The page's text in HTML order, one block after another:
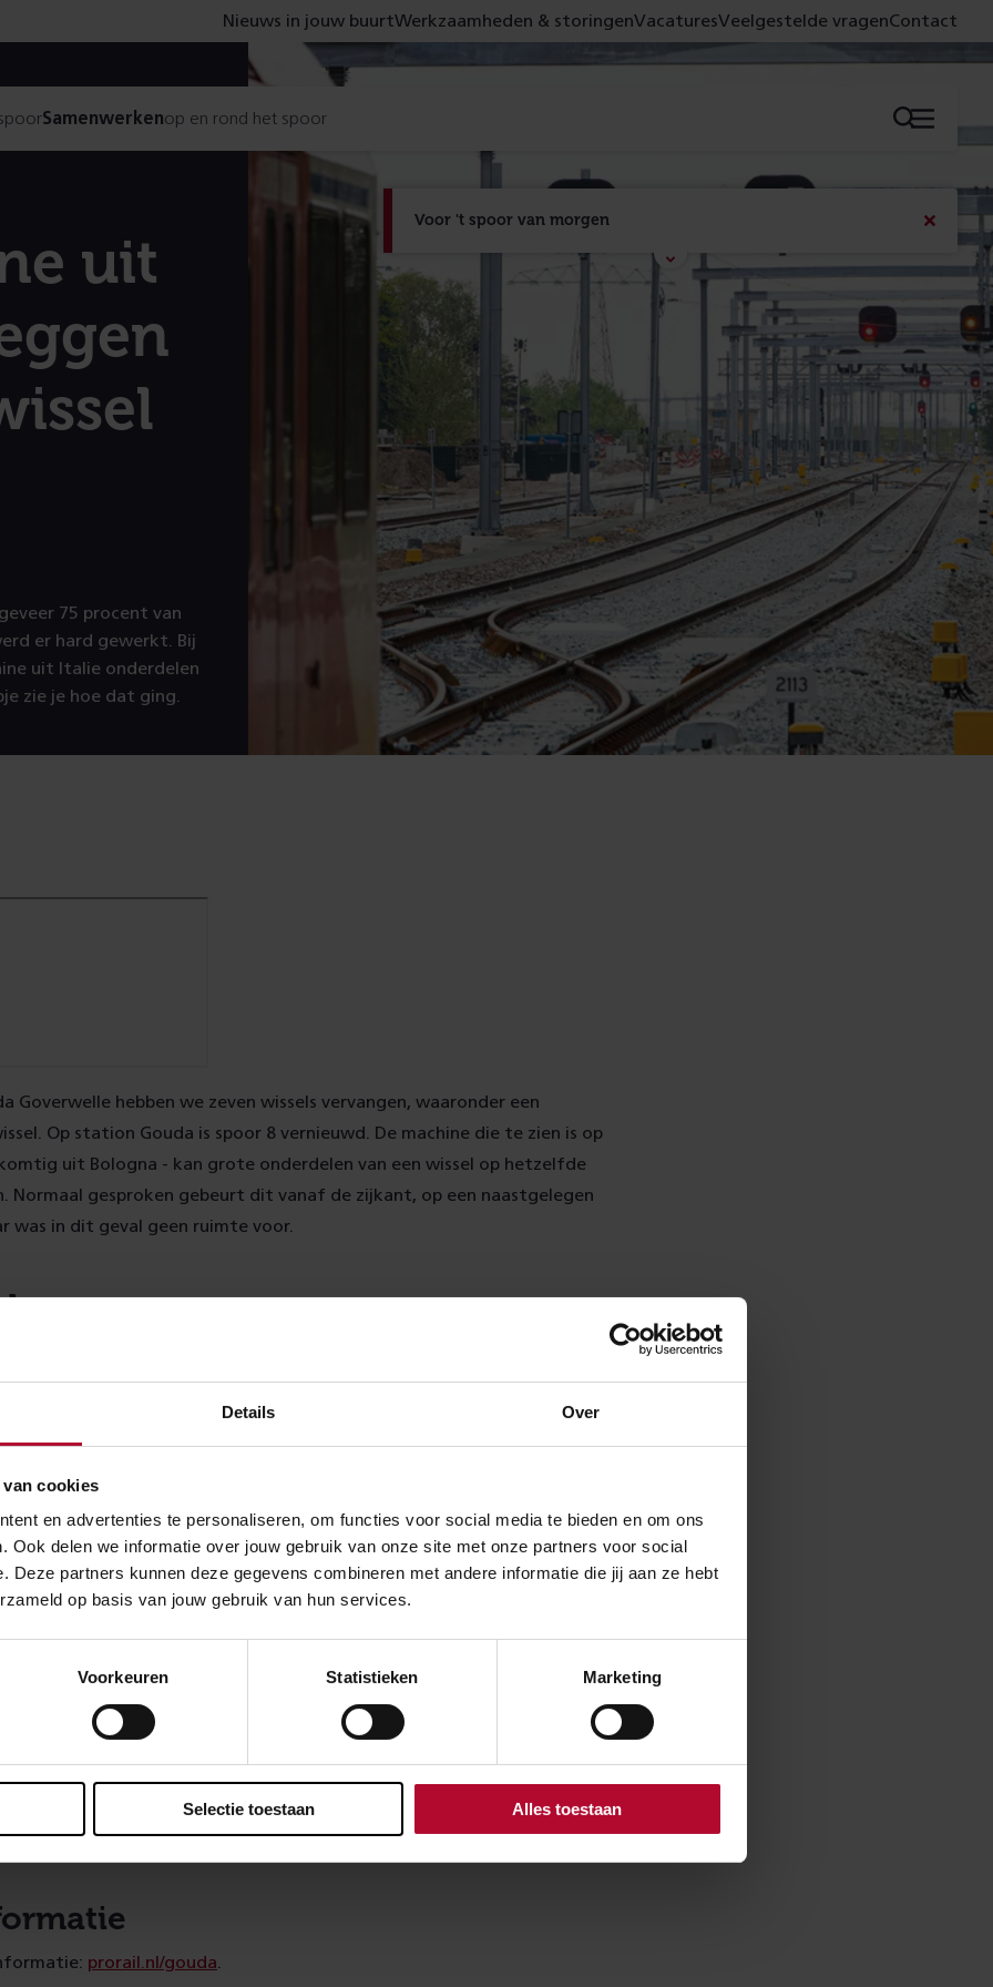
Details Over
cookies
en advertenties te personaliseren, om functies voor social media te bieden en om ons
Ook delen we informatie over jouw gebruik van onze site met onze partners voor social
Deze partners kunnen deze gegevens combineren met andere informatie die jij aan ze hebt
op basis van jouw gebruik van hun services.
Voorkeuren Statistieken Marketing
Selectie toestaan Alles toestaan
Voor 't spoor van morgen
Met de campagne 'Voor 't spoor naar morgen' laten
we zien wat er vandaag gebeurt en wat dat -
figuurlijk gezien - morgen oplevert.
Bericht
Nieuws in jouw buurtWerkzaamheden & storingenVacaturesVeelgestelde vragenContact
Samenwerkenop en rond het spoor Menu
uit
75 procent van
er hard gewerkt. Bij
uit Italie onderdelen
zie je hoe dat ging.
Goverwelle hebben we zeven wissels vervangen, waaronder een
Op station Gouda is spoor 8 vernieuwd. De machine die te zien is op
uit Bologna - kan grote onderdelen van een wissel op hetzelfde
Normaal gesproken gebeurt dit vanaf de zijkant, op een naastgelegen
was in dit geval geen ruimte voor.
moet ervoor zorgen dat de driehoek Gouda-Rotterdam-Den Haag
en goed berijdbaar blijft voor reizigers- en goederenvervoer. Zo
totaal 62 wissels, 8600 meter rails, dwarsliggers en ballast over een lengte
kabels en leidingen over 3 kilometer.
werkzaamheden
onderhoudswerkzaamheden op en rondom Gouda en Gouda Goverwelle
In 2018 en 2019 gaat het werk verder, met in 2018 vier periodes met
2018 op en rondom Gouda en Gouda Goverwelle
afgerond)
2018 op en rondom Gouda
prorail.nl/gouda